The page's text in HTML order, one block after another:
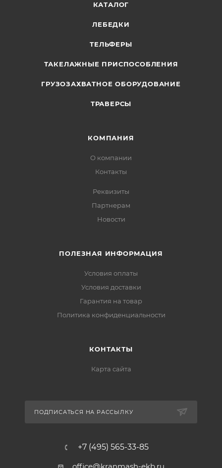
КАТАЛОГ
ЛЕБЕДКИ
ТЕЛЬФЕРЫ
ТАКЕЛАЖНЫЕ ПРИСПОСОБЛЕНИЯ
ГРУЗОЗАХВАТНОЕ ОБОРУДОВАНИЕ
ТРАВЕРСЫ
КОМПАНИЯ
О компании
Контакты
Реквизиты
Партнерам
Новости
ПОЛЕЗНАЯ ИНФОРМАЦИЯ
Условия оплаты
Условия доставки
Гарантия на товар
Политика конфиденциальности
КОНТАКТЫ
Карта сайта
ПОДПИСАТЬСЯ НА РАССЫЛКУ
+7 (495) 565-33-85